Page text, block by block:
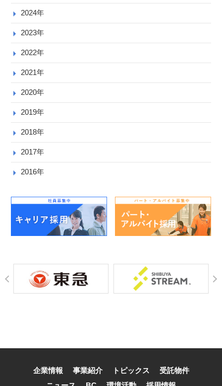
2024年
2023年
2022年
2021年
2020年
2019年
2018年
2017年
2016年
企業情報 事業紹介 トピックス
受託物件